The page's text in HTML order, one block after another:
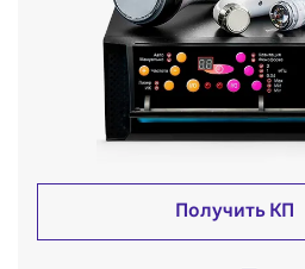
Получить КП